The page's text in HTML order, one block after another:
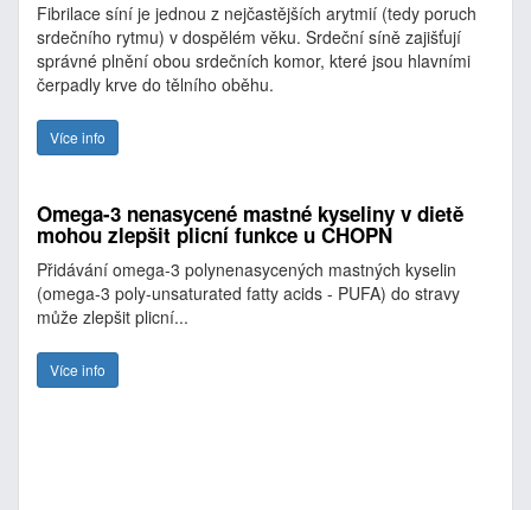
Fibrilace síní je jednou z nejčastějších arytmií (tedy poruch
srdečního rytmu) v dospělém věku. Srdeční síně zajišťují
správné plnění obou srdečních komor, které jsou hlavními
čerpadly krve do tělního oběhu.
Více info
Omega-3 nenasycené mastné kyseliny v dietě
mohou zlepšit plicní funkce u CHOPN
Přidávání omega-3 polynenasycených mastných kyselin
(omega-3 poly-unsaturated fatty acids - PUFA) do stravy
může zlepšit plicní...
Více info